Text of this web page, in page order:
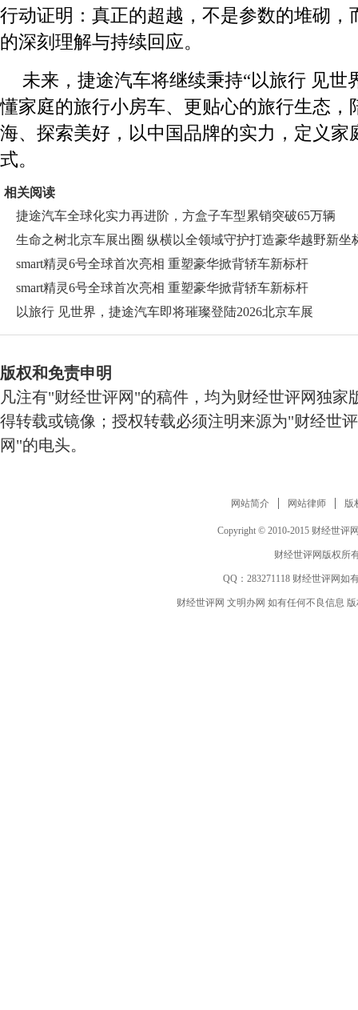
行动证明：真正的超越，不是参数的堆砌，
的深刻理解与持续回应。
未来，捷途汽车将继续秉持“以旅行 见世
懂家庭的旅行小房车、更贴心的旅行生态，
海、探索美好，以中国品牌的实力，定义家
式。
相关阅读
捷途汽车全球化实力再进阶，方盒子车型累销突破65万辆
生命之树北京车展出圈 纵横以全领域守护打造豪华越野新坐
smart精灵6号全球首次亮相 重塑豪华掀背轿车新标杆
smart精灵6号全球首次亮相 重塑豪华掀背轿车新标杆
以旅行 见世界，捷途汽车即将璀璨登陆2026北京车展
版权和免责申明
凡注有"财经世评网"的稿件，均为财经世评网独家
得转载或镜像；授权转载必须注明来源为"财经世
网"的电头。
网站简介 网站律师 版
Copyright © 2010-2015 财经世评
财经世评网版权所
QQ： 283271118财经世评网如
财经世评网 文明办网 如有任何不良信息